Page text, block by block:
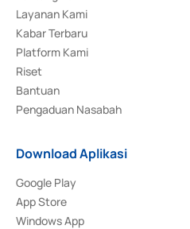
Layanan Kami
Kabar Terbaru
Platform Kami
Riset
Bantuan
Pengaduan Nasabah
Download Aplikasi
Google Play
App Store
Windows App